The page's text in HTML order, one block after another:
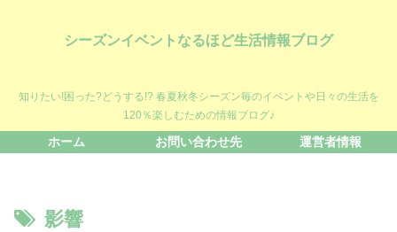
シーズンイベントなるほど生活情報ブログ
知りたい!困った?どうする!? 春夏秋冬シーズン毎のイベントや日々の生活を
120％楽しむための情報ブログ♪
ホーム お問い合わせ先 運営者情報
影響